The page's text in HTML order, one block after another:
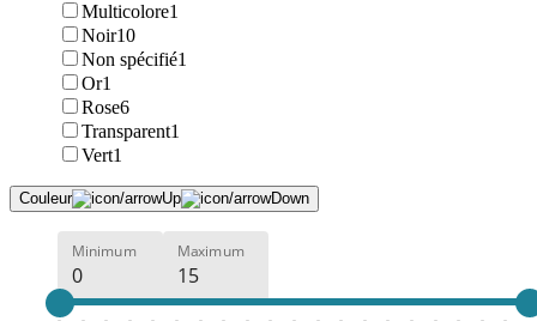
Multicolore1
Noir10
Non spécifié1
Or1
Rose6
Transparent1
Vert1
Couleur
Minimum Maximum